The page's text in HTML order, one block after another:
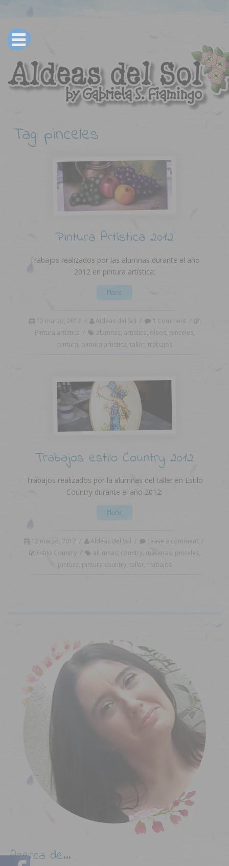
Tag: pinceles
Pintura Artística 2012
Trabajos realizados por las alumnas durante el año
2012 en pintura artística:
More
12 marzo, 2012 / Aldeas del Sol / 1 Comment /
Pintura artística / alumnas, artistica, oleos, pinceles,
pintura, pintura artistica, taller, trabajos
Trabajos estilo Country 2012
Trabajos realizados por la alumnas del taller en Estilo
Country durante el año 2012:
More
12 marzo, 2012 / Aldeas del Sol / Leave a comment /
Estilo Country / alumnas, country, maderas, pinceles,
pintura, pintura country, taller, trabajos
Acerca de...
Acerca de…